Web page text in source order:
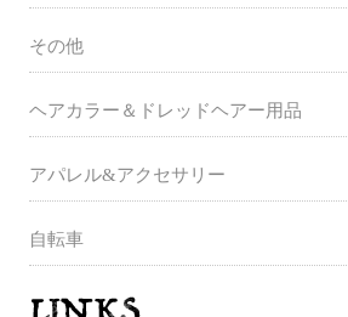
その他
ヘアカラー＆ドレッドヘアー用品
アパレル&アクセサリー
自転車